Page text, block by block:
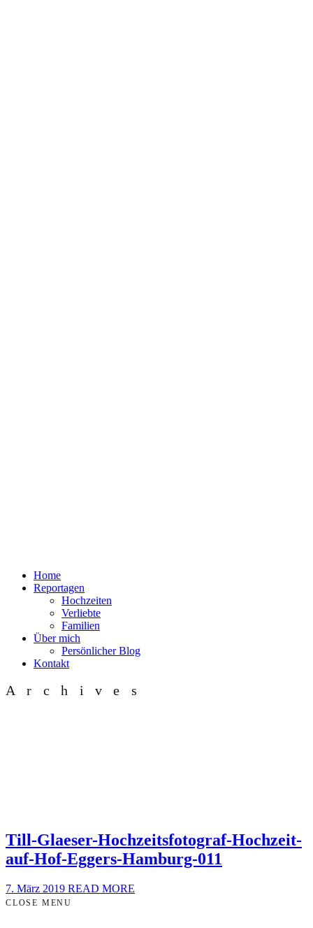
Home
Reportagen
Hochzeiten
Verliebte
Familien
Über mich
Persönlicher Blog
Kontakt
Archives
Till-Glaeser-Hochzeitsfotograf-Hochzeit-
auf-Hof-Eggers-Hamburg-011
7. März 2019 READ MORE
CLOSE MENU